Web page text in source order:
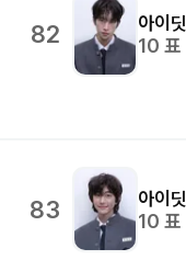
82 아이딧
10 표
83 아이딧
10 표